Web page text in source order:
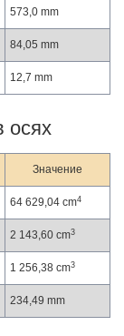
573,0 mm
84,05 mm
12,7 mm
осях
Значение
64 629,04 cm4
2 143,60 cm3
1 256,38 cm3
234,49 mm